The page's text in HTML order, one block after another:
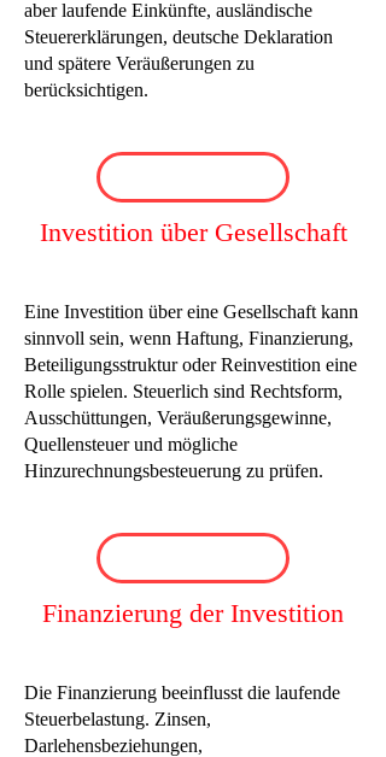
aber laufende Einkünfte, ausländische
Steuererklärungen, deutsche Deklaration
und spätere Veräußerungen zu
berücksichtigen.
Investition über Gesellschaft
Eine Investition über eine Gesellschaft kann
sinnvoll sein, wenn Haftung, Finanzierung,
Beteiligungsstruktur oder Reinvestition eine
Rolle spielen. Steuerlich sind Rechtsform,
Ausschüttungen, Veräußerungsgewinne,
Quellensteuer und mögliche
Hinzurechnungsbesteuerung zu prüfen.
Finanzierung der Investition
Die Finanzierung beeinflusst die laufende
Steuerbelastung. Zinsen,
Darlehensbeziehungen,